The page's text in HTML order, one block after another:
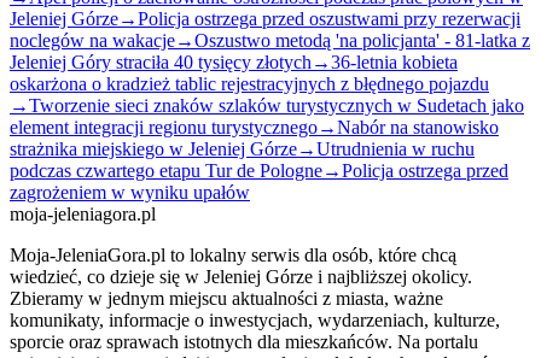
Jeleniej Górze→Policja ostrzega przed oszustwami przy rezerwacji
noclegów na wakacje→Oszustwo metodą 'na policjanta' - 81-latka z
Jeleniej Góry straciła 40 tysięcy złotych→36-letnia kobieta
oskarżona o kradzież tablic rejestracyjnych z błędnego pojazdu
→Tworzenie sieci znaków szlaków turystycznych w Sudetach jako
element integracji regionu turystycznego→Nabór na stanowisko
strażnika miejskiego w Jeleniej Górze→Utrudnienia w ruchu
podczas czwartego etapu Tur de Pologne→Policja ostrzega przed
zagrożeniem w wyniku upałów
moja-jeleniagora.pl
Moja-JeleniaGora.pl to lokalny serwis dla osób, które chcą
wiedzieć, co dzieje się w Jeleniej Górze i najbliższej okolicy.
Zbieramy w jednym miejscu aktualności z miasta, ważne
komunikaty, informacje o inwestycjach, wydarzeniach, kulturze,
sporcie oraz sprawach istotnych dla mieszkańców. Na portalu